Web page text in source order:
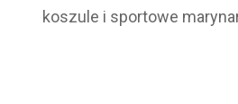
koszule i sportowe